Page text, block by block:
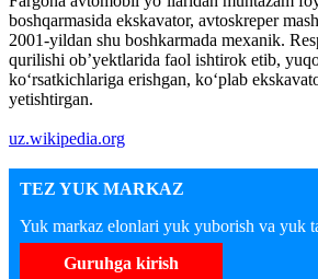
boshqarmasida ekskavator, avtoskreper
2001-yildan shu boshkarmada mexanik.
qurilishi obʼyektlarida faol ishtirok etib,
koʻrsatkichlariga erishgan, koʻplab
yetishtirgan.
uz.wikipedia.org
TEZ YUK MARKAZ
Yuk markaz elonlari yuk yuborish va yuk
Guruhga kirish